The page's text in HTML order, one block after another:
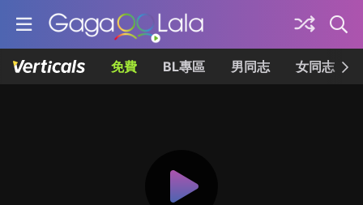
免費 BL專區 男同志 女同志